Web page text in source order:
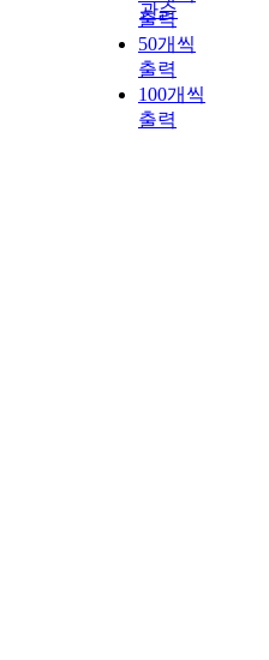
관순
출력
50개씩
출력
100개씩
출력